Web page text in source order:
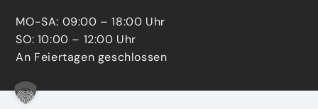
MO-SA: 09:00 – 18:00 Uhr
SO: 10:00 – 12:00 Uhr
An Feiertagen geschlossen